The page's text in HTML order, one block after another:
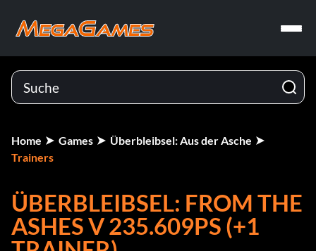
Home Games
Überbleibsel: Aus der Asche
Trainers
ÜBERBLEIBSEL: FROM THE
ASHES V 235.609PS (+1